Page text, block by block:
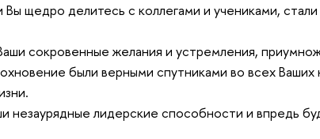
Вы щедро делитесь с коллегами и учениками,
сокровенные желания и устремления,
были верными спутниками во всех
незаурядные лидерские способности и впредь